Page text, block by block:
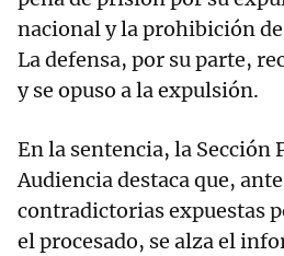
nacional y la prohibición
La defensa, por su parte,
y se opuso a la expulsión.
En la sentencia, la Sección
Audiencia destaca que,
contradictorias expuestas
el procesado, se alza el